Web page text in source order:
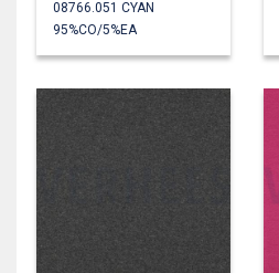
08766.051 CYAN
95%CO/5%EA